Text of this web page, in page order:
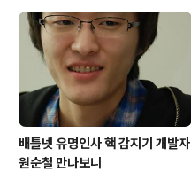
배틀넷 유명인사 핵 감지기 개발자
원순철 만나보니